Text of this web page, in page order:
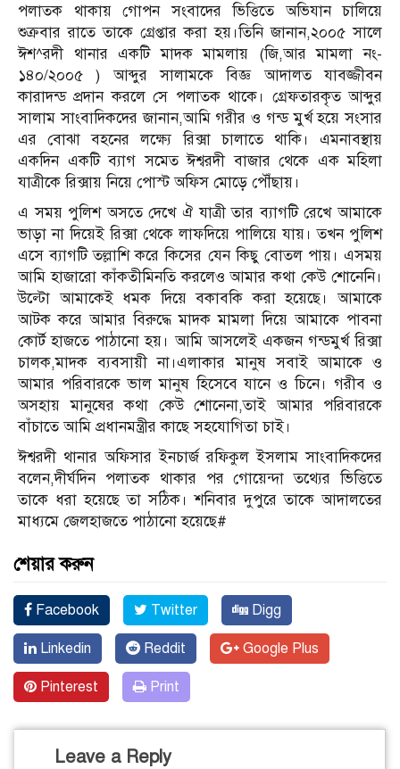
পলাতক থাকায় গোপন সংবাদের ভিত্তিতে অভিযান চালিয়ে
শুক্রবার রাতে তাকে গ্রেপ্তার করা হয়।তিনি জানান,২০০৫ সালে
ঈশ^রদী থানার একটি মাদক মামলায় (জি,আর মামলা নং-
১৪০/২০০৫ ) আব্দুর সালামকে বিজ্ঞ আদালত যাবজ্জীবন
কারাদন্ড প্রদান করলে সে পলাতক থাকে। গ্রেফতারকৃত আব্দুর
সালাম সাংবাদিকদের জানান,আমি গরীর ও গন্ড মুর্খ হয়ে সংসার
এর বোঝা বহনের লক্ষ্যে রিক্সা চালাতে থাকি। এমনাবস্থায়
একদিন একটি ব্যাগ সমেত ঈশ্বরদী বাজার থেকে এক মহিলা
যাত্রীকে রিক্সায় নিয়ে পোস্ট অফিস মোড়ে পৌঁছায়।
এ সময় পুলিশ অসতে দেখে ঐ যাত্রী তার ব্যাগটি রেখে আমাকে
ভাড়া না দিয়েই রিক্সা থেকে লাফদিয়ে পালিয়ে যায়। তখন পুলিশ
এসে ব্যাগটি তল্লাশি করে কিসের যেন কিছু বোতল পায়। এসময়
আমি হাজারো কাঁকতীমিনতি করলেও আমার কথা কেউ শোনেনি।
উল্টো আমাকেই ধমক দিয়ে বকাবকি করা হয়েছে। আমাকে
আটক করে আমার বিরুদ্ধে মাদক মামলা দিয়ে আমাকে পাবনা
কোর্ট হাজতে পাঠানো হয়। আমি আসলেই একজন গন্ডমুর্খ রিক্সা
চালক,মাদক ব্যবসায়ী না।এলাকার মানুষ সবাই আমাকে ও
আমার পরিবারকে ভাল মানুষ হিসেবে যানে ও চিনে। গরীব ও
অসহায় মানুষের কথা কেউ শোনেনা,তাই আমার পরিবারকে
বাঁচাতে আমি প্রধানমন্ত্রীর কাছে সহযোগিতা চাই।
ঈশ্বরদী থানার অফিসার ইনচার্জ রফিকুল ইসলাম সাংবাদিকদের
বলেন,দীর্ঘদিন পলাতক থাকার পর গোয়েন্দা তথ্যের ভিত্তিতে
তাকে ধরা হয়েছে তা সঠিক। শনিবার দুপুরে তাকে আদালতের
মাধ্যমে জেলহাজতে পাঠানো হয়েছে#
শেয়ার করুন
Facebook Twitter Digg
Linkedin Reddit Google Plus
Pinterest Print
Leave a Reply